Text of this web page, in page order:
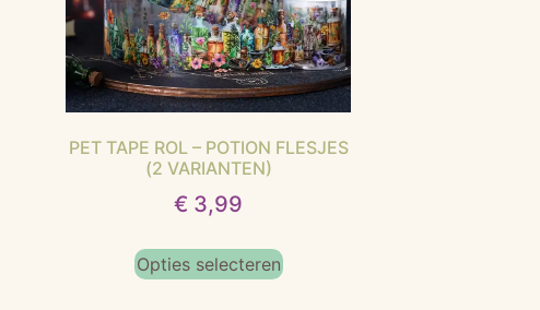
PET TAPE ROL – POTION FLESJES
(2 VARIANTEN)
€ 3,99
Opties selecteren